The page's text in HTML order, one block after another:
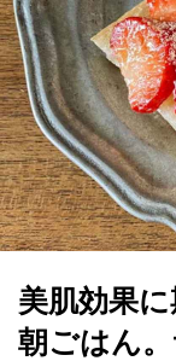
美肌効果
朝ごはん